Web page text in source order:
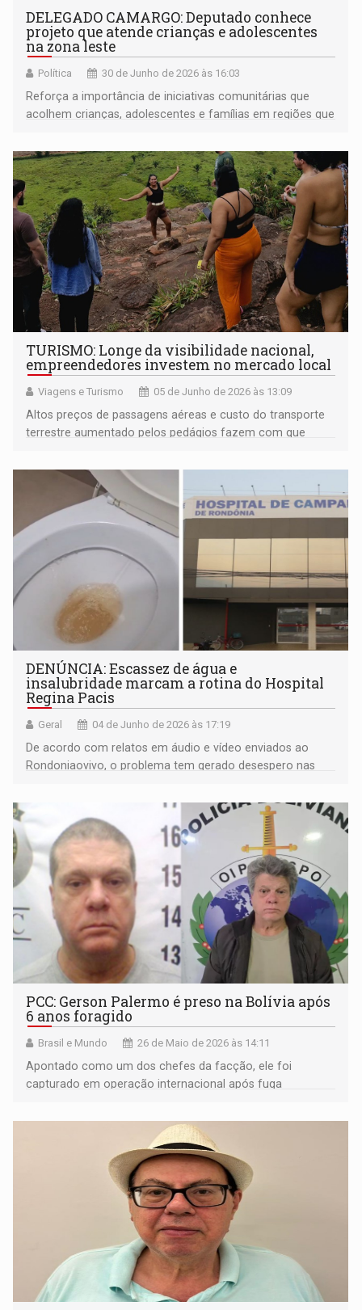
DELEGADO CAMARGO: Deputado conhece
projeto que atende crianças e adolescentes
na zona leste
Política 30 de Junho de 2026 às 16:03
Reforça a importância de iniciativas comunitárias que
acolhem crianças, adolescentes e famílias em regiões que
oportunidades e serviços
TURISMO: Longe da visibilidade nacional,
empreendedores investem no mercado local
Viagens e Turismo 05 de Junho de 2026 às 13:09
Altos preços de passagens aéreas e custo do transporte
terrestre aumentado pelos pedágios fazem com que
conhecem belas paisagens amazônicas
DENÚNCIA: Escassez de água e
insalubridade marcam a rotina do Hospital
Regina Pacis
Geral 04 de Junho de 2026 às 17:19
De acordo com relatos em áudio e vídeo enviados ao
Rondoniaovivo, o problema tem gerado desespero nas
PCC: Gerson Palermo é preso na Bolívia após
6 anos foragido
Brasil e Mundo 26 de Maio de 2026 às 14:11
Apontado como um dos chefes da facção, ele foi
capturado em operação internacional após fuga